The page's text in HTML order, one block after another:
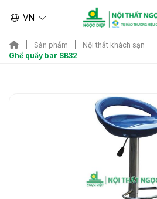
VN
Sản phẩm Nội thất khách sạn
Ghế quầy bar SB32